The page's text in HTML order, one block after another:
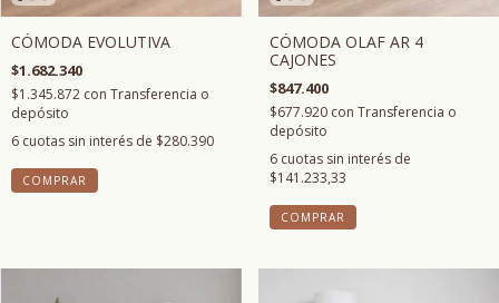
CÓMODA EVOLUTIVA
$1.682.340
$1.345.872 con Transferencia o
depósito
6 cuotas sin interés de $280.390
COMPRAR
CÓMODA OLAF AR 4
CAJONES
$847.400
$677.920 con Transferencia o
depósito
6 cuotas sin interés de
$141.233,33
COMPRAR